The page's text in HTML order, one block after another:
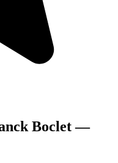
Boclet —